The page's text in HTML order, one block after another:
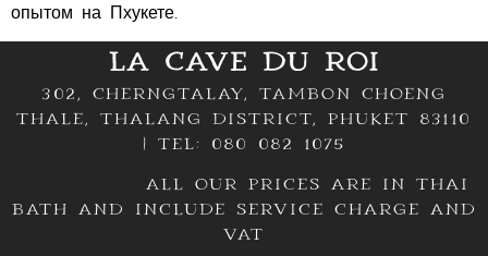
опытом на Пхукете.
LA CAVE DU ROI
302, Cherngtalay, Tambon Choeng
Thale, Thalang District, Phuket 83110
| TEL: 080 082 1075
All our prices are in thai
bath and include service charge and
VAT